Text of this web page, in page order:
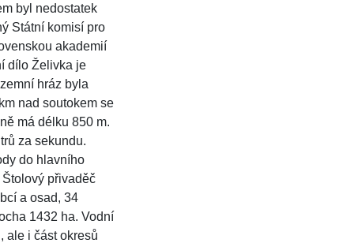
byl nedostatek
Státní komisí pro
akademií
dílo Želivka je
hráz byla
nad soutokem se
má délku 850 m.
za sekundu.
do hlavního
přivaděč
a osad, 34
1432 ha. Vodní
ale i část okresů